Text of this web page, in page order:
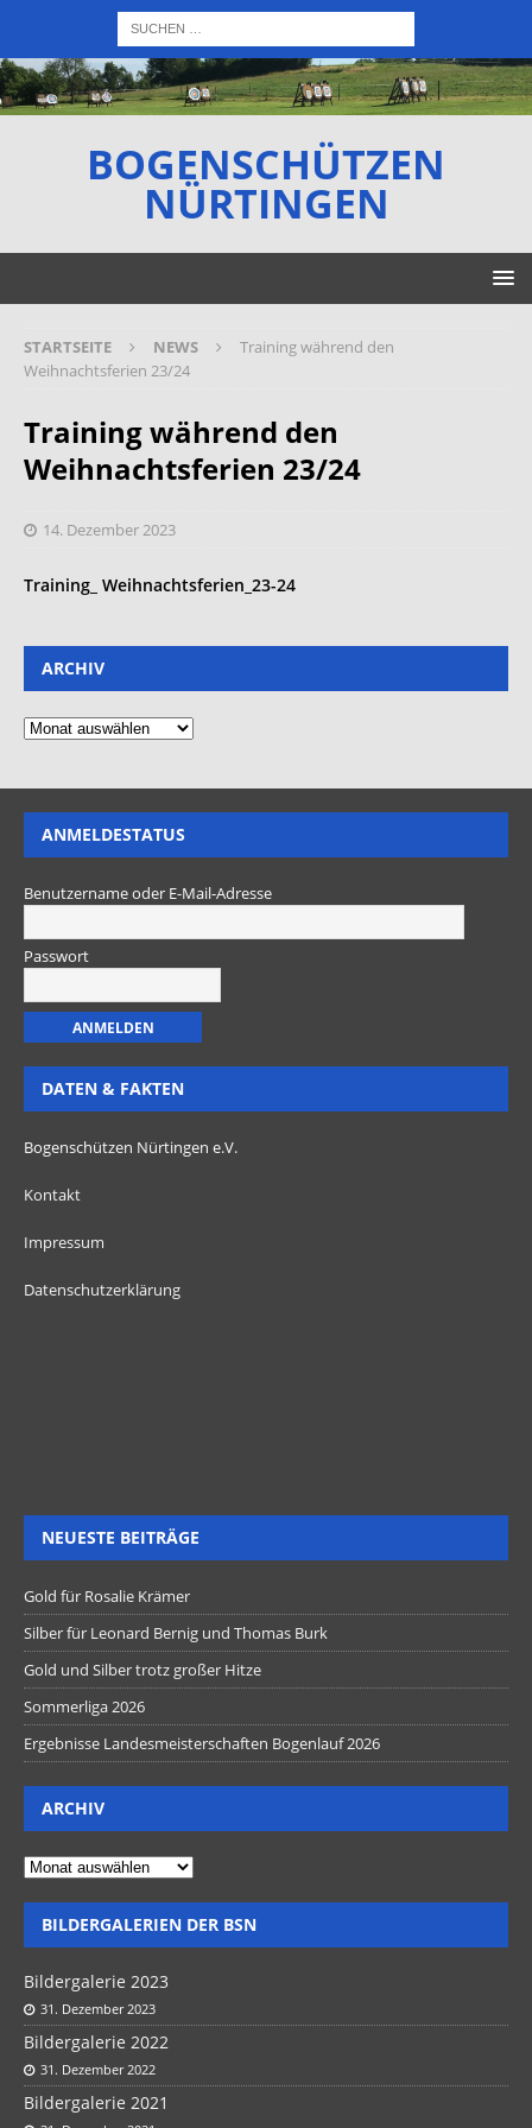
BOGENSCHÜTZEN
NÜRTINGEN
STARTSEITE NEWS
Training während den
Weihnachtsferien 23/24
Training während den
Weihnachtsferien 23/24
14. Dezember 2023
Training_ Weihnachtsferien_23-24
ARCHIV
ANMELDESTATUS
Benutzername oder E-Mail-Adresse
Passwort
DATEN & FAKTEN
Bogenschützen Nürtingen e.V.
Kontakt
Impressum
Datenschutzerklärung
NEUESTE BEITRÄGE
Gold für Rosalie Krämer
Silber für Leonard Bernig und Thomas Burk
Gold und Silber trotz großer Hitze
Sommerliga 2026
Ergebnisse Landesmeisterschaften Bogenlauf 2026
ARCHIV
BILDERGALERIEN DER BSN
Bildergalerie 2023
31. Dezember 2023
Bildergalerie 2022
31. Dezember 2022
Bildergalerie 2021